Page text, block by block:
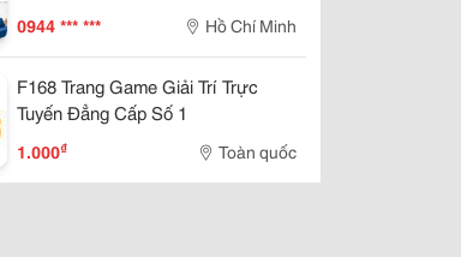
0944 *** *** Hồ Chí Minh
F168 Trang Game Giải Trí Trực
Tuyến Đẳng Cấp Số 1
1.000₫ Toàn quốc